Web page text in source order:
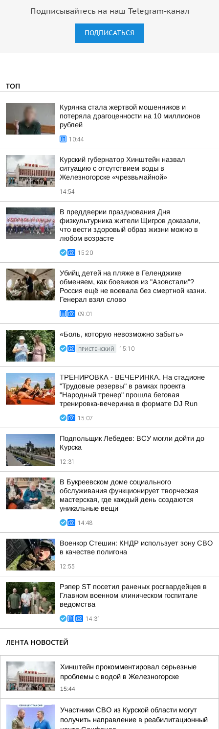
Подписывайтесь на наш Telegram-канал
ПОДПИСАТЬСЯ
ТОП
Курянка стала жертвой мошенников и
потеряла драгоценности на 10 миллионов
рублей
10:44
Курский губернатор Хинштейн назвал
ситуацию с отсутствием воды в
Железногорске «чрезвычайной»
14:54
В преддверии празднования Дня
физкультурника жители Щигров доказали,
что вести здоровый образ жизни можно в
любом возрасте
15:20
Убийц детей на пляже в Геленджике
обменяем, как боевиков из "Азовстали"?
Россия ещё не воевала без смертной казни.
Генерал взял слово
09:01
«Боль, которую невозможно забыть»
ПРИСТЕНСКИЙ 15:10
ТРЕНИРОВКА - ВЕЧЕРИНКА. На стадионе
"Трудовые резервы" в рамках проекта
"Народный тренер" прошла беговая
тренировка-вечеринка в формате DJ Run
15:07
Подпольщик Лебедев: ВСУ могли дойти до
Курска
12:31
В Букреевском доме социального
обслуживания функционирует творческая
мастерская, где каждый день создаются
уникальные вещи
14:48
Военкор Стешин: КНДР использует зону СВО
в качестве полигона
12:55
Рэпер ST посетил раненых росгвардейцев в
Главном военном клиническом госпитале
ведомства
14:31
ЛЕНТА НОВОСТЕЙ
Хинштейн прокомментировал серьезные
проблемы с водой в Железногорске
15:44
Участники СВО из Курской области могут
получить направление в реабилитационный